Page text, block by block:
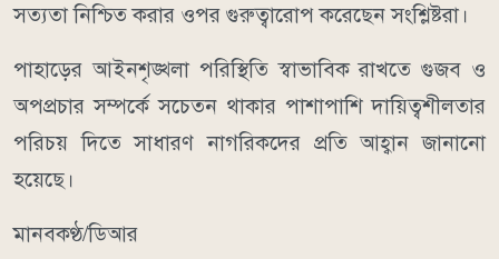
সত্যতা নিশ্চিত করার ওপর গুরুত্বারোপ করেছেন সংশ্লিষ্টরা।
পাহাড়ের আইনশৃঙ্খলা পরিস্থিতি স্বাভাবিক রাখতে গুজব ও
অপপ্রচার সম্পর্কে সচেতন থাকার পাশাপাশি দায়িত্বশীলতার
পরিচয় দিতে সাধারণ নাগরিকদের প্রতি আহ্বান জানানো
হয়েছে।
মানবকণ্ঠ/ডিআর